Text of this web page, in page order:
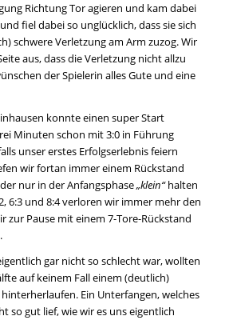
Richtung Tor agieren und kam dabei
fiel dabei so unglücklich, dass sie sich
schwere Verletzung am Arm zuzog. Wir
aus, dass die Verletzung nicht allzu
der Spielerin alles Gute und eine
konnte einen super Start
Minuten schon mit 3:0 in Führung
unser erstes Erfolgserlebnis feiern
wir fortan immer einem Rückstand
nur in der Anfangsphase„klein“halten
6:3 und 8:4 verloren wir immer mehr den
zur Pause mit einem 7-Tore-Rückstand
gar nicht so schlecht war, wollten
auf keinem Fall einem (deutlich)
Ein Unterfangen, welches
so gut lief, wie wir es uns eigentlich